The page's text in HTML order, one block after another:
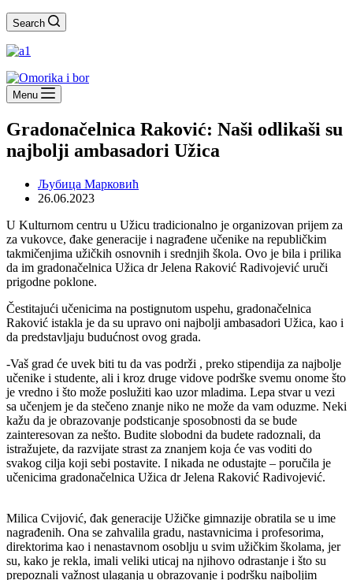
Search
Menu
Gradonačelnica Raković: Naši odlikaši su
najbolji ambasadori Užica
Љубица Марковић
26.06.2023
U Kulturnom centru u Užicu tradicionalno je organizovan prijem za
za vukovce, đake generacije i nagrađene učenike na republičkim
takmičenjima užičkih osnovnih i srednjih škola. Ovo je bila i prilika
da im gradonačelnica Užica dr Jelena Raković Radivojević uruči
prigodne poklone.
Čestitajući učenicima na postignutom uspehu, gradonačelnica
Raković istakla je da su upravo oni najbolji ambasadori Užica, kao i
da predstavljaju budućnost ovog grada.
-Vaš grad će uvek biti tu da vas podrži , preko stipendija za najbolje
učenike i studente, ali i kroz druge vidove podrške svemu onome što
je vredno i što može poslužiti kao uzor mladima. Lepa stvar u vezi
sa učenjem je da stečeno znanje niko ne može da vam oduzme. Neki
kažu da je obrazovanje podsticanje sposobnosti da se bude
zainteresovan za nešto. Budite slobodni da budete radoznali, da
istražujete, da razvijate strast za znanjem koja će vas voditi do
svakog cilja koji sebi postavite. I nikada ne odustajte – poručila je
učenicima gradonačelnica Užica dr Jelena Raković Radivojević.
Milica Cvijović, đak generacije Užičke gimnazije obratila se u ime
nagrađenih. Ona se zahvalila gradu, nastavnicima i profesorima,
direktorima kao i nenastavnom osoblju u svim užičkim školama, jer
su, kako je rekla, imali veliki uticaj na njihovo odrastanje i što su
prepoznali važnost ulaganja u obrazovanje i podršku najboljim